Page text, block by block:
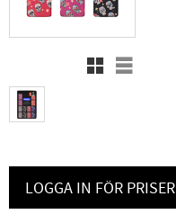
Rutnätsvy
Listvy
LOGGA IN FÖR PRISER